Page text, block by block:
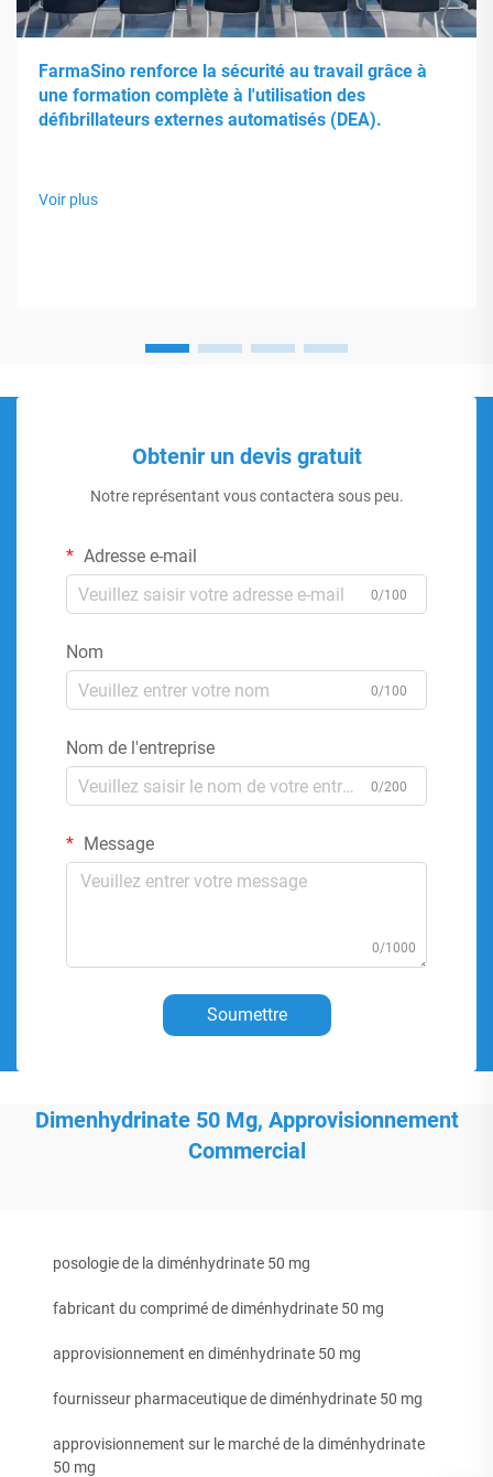
FarmaSino renforce la sécurité au travail grâce à
une formation complète à l'utilisation des
défibrillateurs externes automatisés (DEA).
Voir plus
Obtenir un devis gratuit
Notre représentant vous contactera sous peu.
Adresse e-mail
0/100
Nom
0/100
Nom de l'entreprise
0/200
Message
0/1000
Soumettre
Dimenhydrinate 50 Mg, Approvisionnement
Commercial
posologie de la diménhydrinate 50 mg
fabricant du comprimé de diménhydrinate 50 mg
approvisionnement en diménhydrinate 50 mg
fournisseur pharmaceutique de diménhydrinate 50 mg
approvisionnement sur le marché de la diménhydrinate
50 mg